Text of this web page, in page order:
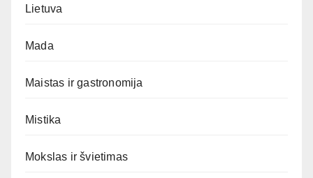
Lietuva
Mada
Maistas ir gastronomija
Mistika
Mokslas ir švietimas